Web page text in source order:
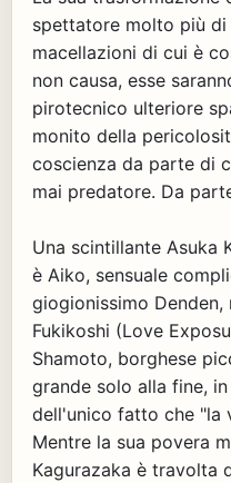
spettatore molto più
macellazioni di cui è
non causa, esse
pirotecnico ulteriore
monito della
coscienza da parte di
mai predatore. Da
Una scintillante Asuka
è Aiko, sensuale
giogionissimo
Fukikoshi (Love
Shamoto, borghese
grande solo alla fine,
dell'unico fatto che "la
Mentre la sua povera
Kagurazaka è travolta